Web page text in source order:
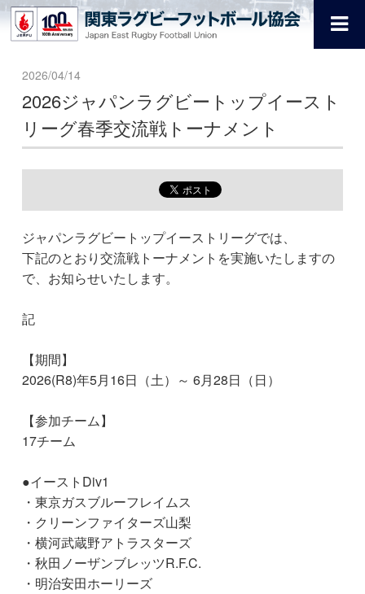
2026/04/14
2026ジャパンラグビートップイースト
リーグ春季交流戦トーナメント
ジャパンラグビートップイーストリーグでは、
下記のとおり交流戦トーナメントを実施いたしますの
で、お知らせいたします。
記
【期間】
2026(R8)年5月16日（土）～ 6月28日（日）
【参加チーム】
17チーム
●イーストDiv1
・東京ガスブルーフレイムス
・クリーンファイターズ山梨
・横河武蔵野アトラスターズ
・秋田ノーザンブレッツR.F.C.
・明治安田ホーリーズ